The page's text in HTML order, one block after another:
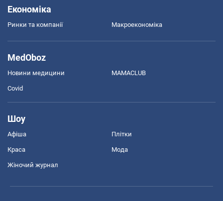
Економіка
Ринки та компанії Макроекономіка
MedOboz
Новини медицини MAMACLUB
Covid
Шоу
Афіша Плітки
Краса Мода
Жіночий журнал